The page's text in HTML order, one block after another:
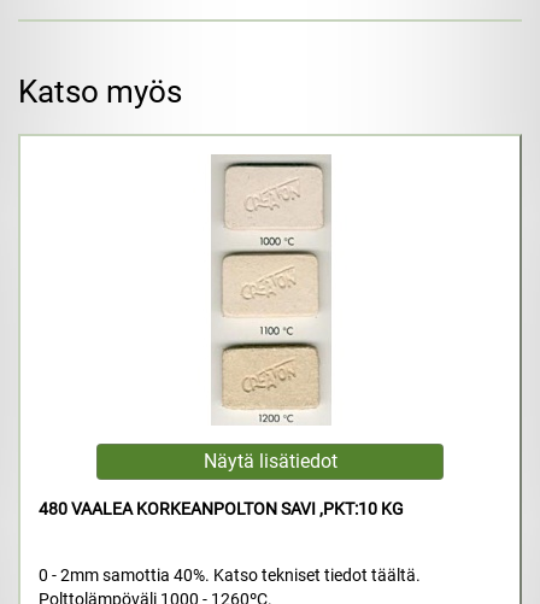
Katso myös
480 VAALEA KORKEANPOLTON SAVI ,PKT:10 KG
0 - 2mm samottia 40%. Katso tekniset tiedot täältä.
Polttolämpöväli 1000 - 1260ºC.